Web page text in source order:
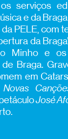
serviços
e da
da PELE, com
da
Minho e
Braga.
em
Novas
José